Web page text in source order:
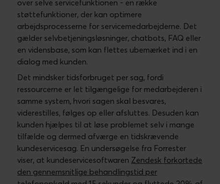
Kundeservice fortjener
strategisk fokus